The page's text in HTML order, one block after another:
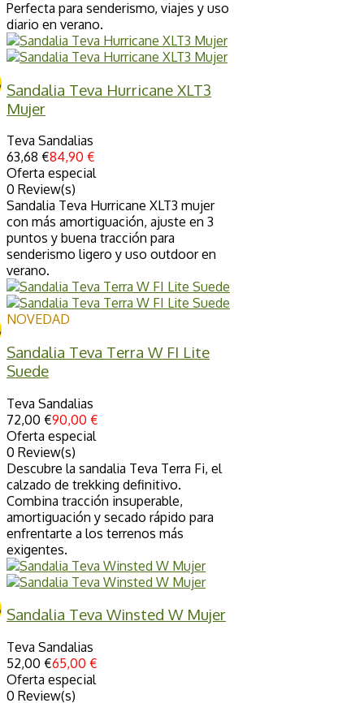
Perfecta para senderismo, viajes y uso
diario en verano.
Sandalia Teva Hurricane XLT3
Mujer
Teva Sandalias
63,68 €84,90 €
Oferta especial
0 Review(s)
Sandalia Teva Hurricane XLT3 mujer
con más amortiguación, ajuste en 3
puntos y buena tracción para
senderismo ligero y uso outdoor en
verano.
NOVEDAD
Sandalia Teva Terra W FI Lite
Suede
Teva Sandalias
72,00 €90,00 €
Oferta especial
0 Review(s)
Descubre la sandalia Teva Terra Fi, el
calzado de trekking definitivo.
Combina tracción insuperable,
amortiguación y secado rápido para
enfrentarte a los terrenos más
exigentes.
Sandalia Teva Winsted W Mujer
Teva Sandalias
52,00 €65,00 €
Oferta especial
0 Review(s)